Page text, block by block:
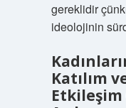
gereklidir
ideolojinin
Katılım
Etkileşim